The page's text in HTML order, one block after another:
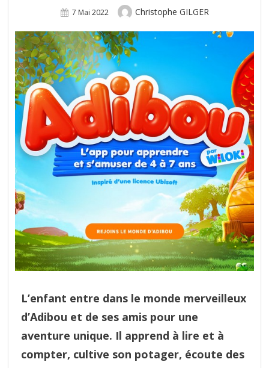
Posted
7 Mai 2022 Author
Christophe GILGER
L’enfant entre dans le monde merveilleux
d’Adibou et de ses amis pour une
aventure unique. Il apprend à lire et à
compter, cultive son potager, écoute des